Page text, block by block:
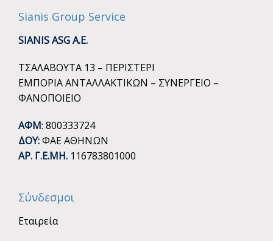
Sianis Group Service
SIANIS ASG A.E.
ΤΣΑΛΑΒΟΥΤΑ 13 – ΠΕΡΙΣΤΕΡΙ
ΕΜΠΟΡΙΑ ΑΝΤΑΛΛΑΚΤΙΚΩΝ – ΣΥΝΕΡΓΕΙΟ –
ΦΑΝΟΠΟΙΕΙΟ
ΑΦΜ: 800333724
ΔΟΥ:ΦΑΕ ΑΘΗΝΩΝ
ΑΡ. Γ.Ε.ΜΗ. 116783801000
Σύνδεσμοι
Εταιρεία